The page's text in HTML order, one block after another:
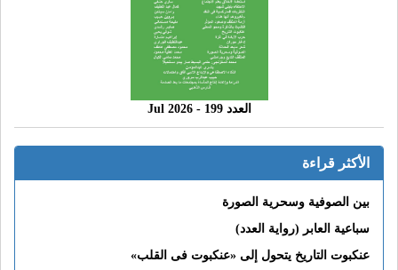
العدد 199 - 2026 Jul
الأكثر قراءة
بين الصوفية وسحرية الصورة
سباعية العابر (رواية العدد)
عنكبوت التاريخ يتحول إلى «عنكبوت فى القلب»